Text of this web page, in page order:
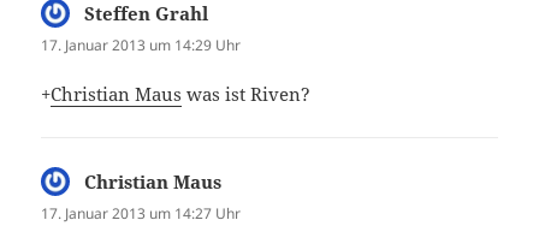
Steffen Grahl
17. Januar 2013 um 14:29 Uhr
+Christian Maus was ist Riven?
Christian Maus
17. Januar 2013 um 14:27 Uhr